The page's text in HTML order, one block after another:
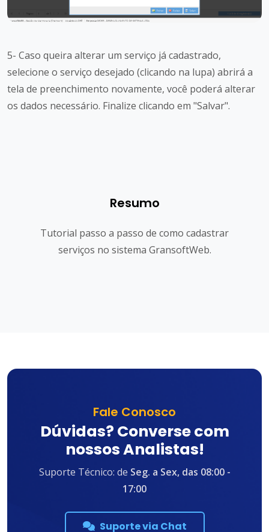
5- Caso queira alterar um serviço já cadastrado,
selecione o serviço desejado (clicando na lupa) abrirá a
tela de preenchimento novamente, você poderá alterar
os dados necessário. Finalize clicando em "Salvar".
Resumo
Tutorial passo a passo de como cadastrar
serviços no sistema GransoftWeb.
Fale Conosco
Dúvidas? Converse com
nossos Analistas!
Suporte Técnico: de Seg. a Sex, das 08:00 -
17:00
Suporte via Chat